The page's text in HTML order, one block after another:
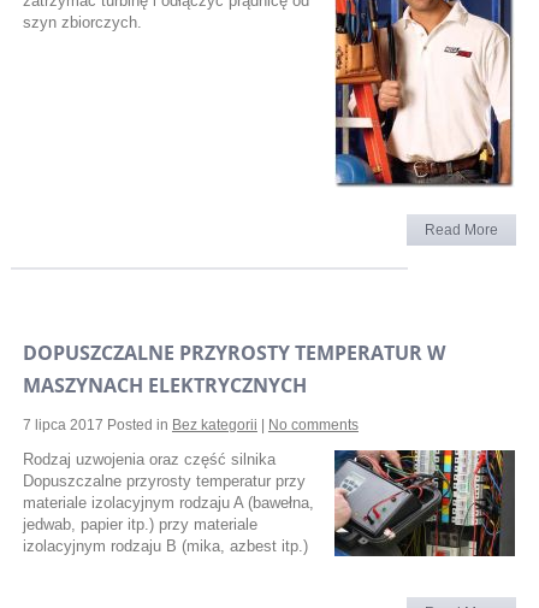
szyn zbiorczych.
Read More
DOPUSZCZALNE PRZYROSTY TEMPERATUR W
MASZYNACH ELEKTRYCZNYCH
7 lipca 2017 Posted in Bez kategorii No comments
Rodzaj uzwojenia oraz część silnika
Dopuszczalne przyrosty temperatur przy
materiale izolacyjnym rodzaju A (bawełna,
jedwab, papier itp.) przy materiale
izolacyjnym rodzaju B (mika, azbest itp.)